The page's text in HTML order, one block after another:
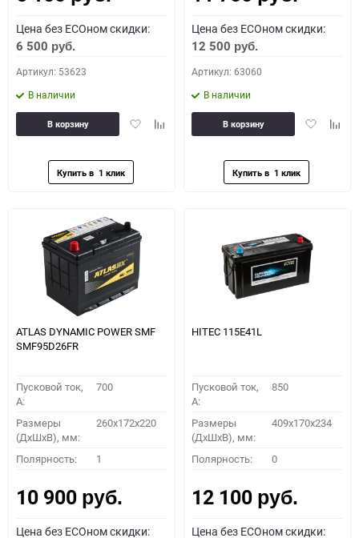
Цена без ECOном скидки:
6 500 руб.
Артикул: 53623
В наличии
ДобавитьДобавить
В корзину
Цена без ECOном скидки:
12 500 руб.
Артикул: 63060
В наличии
Добавить
В корзину
ATLAS DYNAMIC POWER SMF
SMF95D26FR
Пусковой ток,
A:
700
Размеры
(ДхШхВ), мм:
260x172x220
Полярность: 1
10 900 руб.
Цена без ECOном скидки:
HITEC 115E41L
Пусковой ток,
A:
850
Размеры
(ДхШхВ), мм:
409x170x234
Полярность: 0
12 100 руб.
Цена без ECOном скидки: